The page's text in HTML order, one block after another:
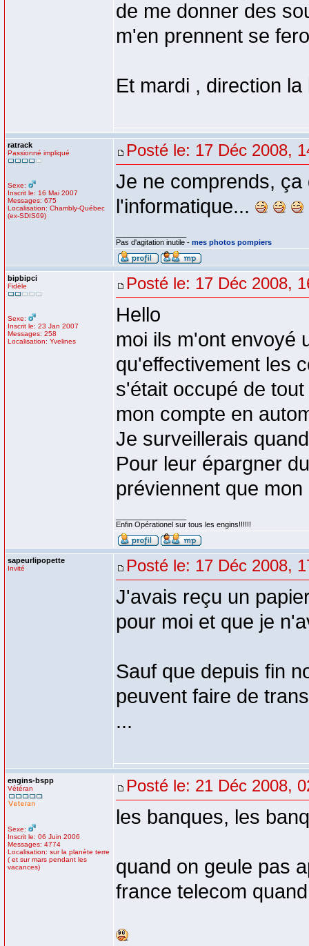
de me donner des
m'en prennent se
Et mardi , direction
ratrack
Passionné impliqué
Sexe:
Inscrit le: 16 Mai 2007
Messages: 675
Localisation: Chambly-Québec
(ex-SDIS69)
Posté le: 17 Déc 2008,
Je ne comprends,
l'informatique...
Pas d'agitation inutile - mes photos pompiers
bipbipci
Fidèle
Sexe:
Inscrit le: 23 Jan 2007
Messages: 258
Localisation: Yvelines
Posté le: 17 Déc 2008,
Hello
moi ils m'ont envoyé
qu'effectivement les
s'était occupé de
mon compte en
Je surveillerais
Pour leur épargner
préviennent que
Enfin Opérationel sur tous les engins!!!!!!
sapeurlipopette
Invité Posté le: 17 Déc 2008,
J'avais reçu un
pour moi et que je
Sauf que depuis fin
peuvent faire de
...
engins-bspp
Vétéran
Sexe:
Inscrit le: 06 Juin 2006
Messages: 4774
Localisation: sur la planète terre
( et sur mars pendant les
vacances)
Posté le: 21 Déc 2008,
les banques, les
quand on geule pas
france telecom